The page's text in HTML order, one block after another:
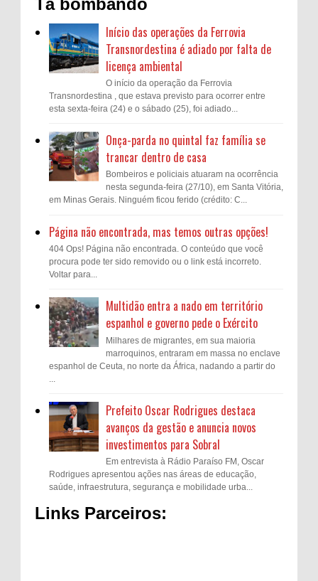
Início das operações da Ferrovia
Transnordestina é adiado por falta de
licença ambiental
O início da operação da Ferrovia
Transnordestina , que estava previsto para ocorrer entre
esta sexta-feira (24) e o sábado (25), foi adiado...
Onça-parda no quintal faz família se
trancar dentro de casa
Bombeiros e policiais atuaram na ocorrência
nesta segunda-feira (27/10), em Santa Vitória,
em Minas Gerais. Ninguém ficou ferido (crédito: C...
Página não encontrada, mas temos outras opções!
404 Ops! Página não encontrada. O conteúdo que você
procura pode ter sido removido ou o link está incorreto.
Voltar para...
Multidão entra a nado em território
espanhol e governo pede o Exército
Milhares de migrantes, em sua maioria
marroquinos, entraram em massa no enclave
espanhol de Ceuta, no norte da África, nadando a partir do
Prefeito Oscar Rodrigues destaca
avanços da gestão e anuncia novos
investimentos para Sobral
Em entrevista à Rádio Paraíso FM, Oscar
Rodrigues apresentou ações nas áreas de educação,
saúde, infraestrutura, segurança e mobilidade urba...
Links Parceiros: